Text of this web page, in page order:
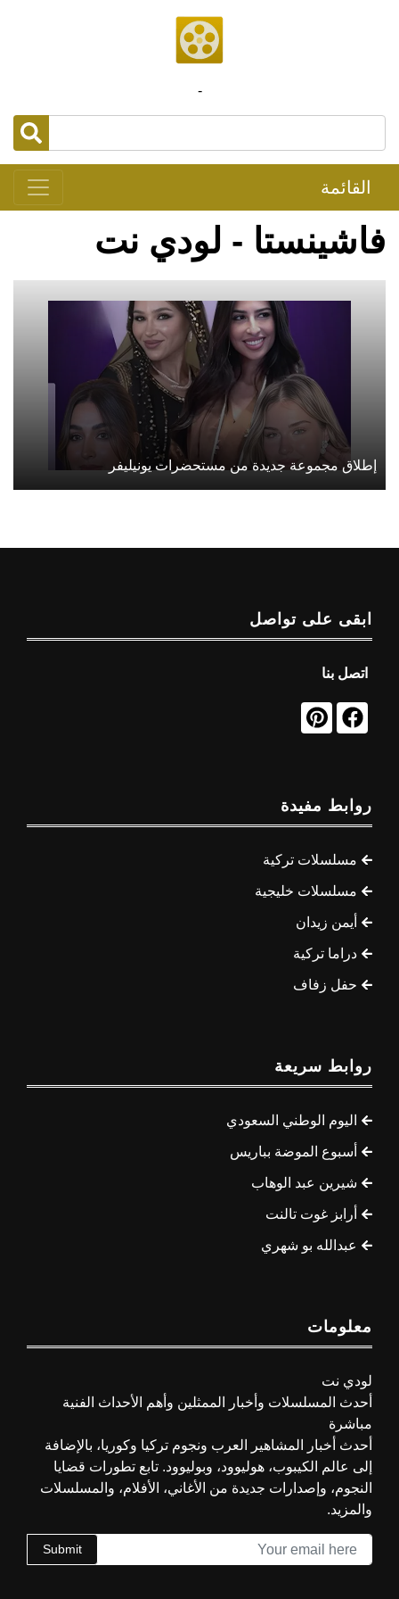
-
القائمة
فاشينستا - لودي نت
إطلاق مجموعة جديدة من مستحضرات يونيليفر
ابقى على تواصل
اتصل بنا
روابط مفيدة
مسلسلات تركية
مسلسلات خليجية
أيمن زيدان
دراما تركية
حفل زفاف
روابط سريعة
اليوم الوطني السعودي
أسبوع الموضة بباريس
شيرين عبد الوهاب
أرابز غوت تالنت
عبدالله بو شهري
معلومات
لودي نت
أحدث المسلسلات وأخبار الممثلين وأهم الأحداث الفنية
مباشرة
أحدث أخبار المشاهير العرب ونجوم تركيا وكوريا، بالإضافة
إلى عالم الكيبوب، هوليوود، وبوليوود. تابع تطورات قضايا
النجوم، وإصدارات جديدة من الأغاني، الأفلام، والمسلسلات
والمزيد.
Submit